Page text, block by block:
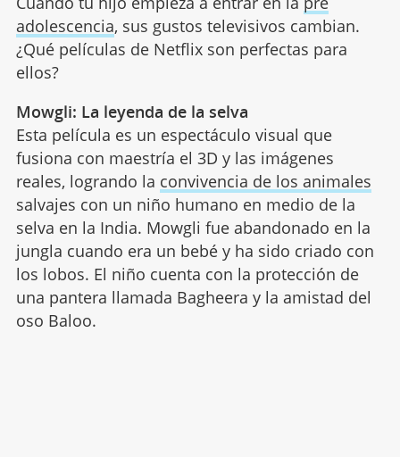
adolescencia, sus gustos televisivos cambian.
¿Qué películas de Netflix son perfectas para
ellos?
Mowgli: La leyenda de la selva
Esta película es un espectáculo visual que
fusiona con maestría el 3D y las imágenes
reales, logrando la convivencia de los animales
salvajes con un niño humano en medio de la
selva en la India. Mowgli fue abandonado en la
jungla cuando era un bebé y ha sido criado con
los lobos. El niño cuenta con la protección de
una pantera llamada Bagheera y la amistad del
oso Baloo.